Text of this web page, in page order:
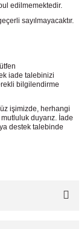
edilmemektedir.
sayılmayacaktır.
iade talebinizi
bilgilendirme
işimizde, herhangi
duyarız. İade
destek talebinde